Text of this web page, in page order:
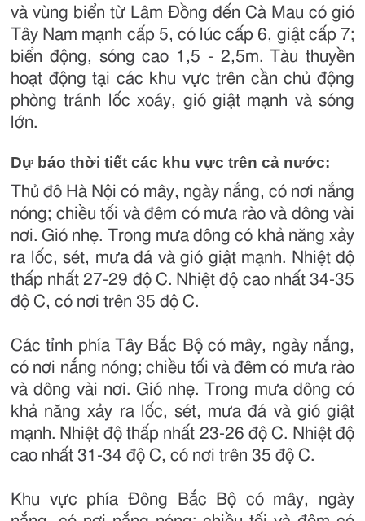
và vùng biển từ Lâm Đồng đến Cà Mau có gió
Tây Nam mạnh cấp 5, có lúc cấp 6, giật cấp 7;
biển động, sóng cao 1,5 - 2,5m. Tàu thuyền
hoạt động tại các khu vực trên cần chủ động
phòng tránh lốc xoáy, gió giật mạnh và sóng
lớn.
Dự báo thời tiết các khu vực trên cả nước:
Thủ đô Hà Nội có mây, ngày nắng, có nơi nắng
nóng; chiều tối và đêm có mưa rào và dông vài
nơi. Gió nhẹ. Trong mưa dông có khả năng xảy
ra lốc, sét, mưa đá và gió giật mạnh. Nhiệt độ
thấp nhất 27-29 độ C. Nhiệt độ cao nhất 34-35
độ C, có nơi trên 35 độ C.
Các tỉnh phía Tây Bắc Bộ có mây, ngày nắng,
có nơi nắng nóng; chiều tối và đêm có mưa rào
và dông vài nơi. Gió nhẹ. Trong mưa dông có
khả năng xảy ra lốc, sét, mưa đá và gió giật
mạnh. Nhiệt độ thấp nhất 23-26 độ C. Nhiệt độ
cao nhất 31-34 độ C, có nơi trên 35 độ C.
Khu vực phía Đông Bắc Bộ có mây, ngày